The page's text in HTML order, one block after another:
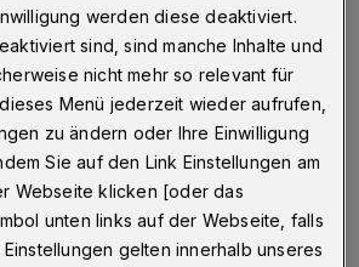
werden diese deaktiviert.
sind, sind manche Inhalte und
nicht mehr so relevant für
Menü jederzeit wieder aufrufen,
zu ändern oder Ihre Einwilligung
Sie auf den Link Einstellungen am
Webseite klicken [oder das
unten links auf der Webseite, falls
gelten innerhalb unseres